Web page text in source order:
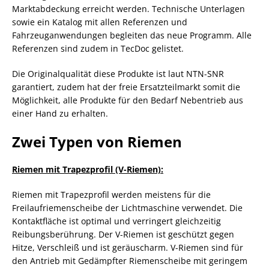
Marktabdeckung erreicht werden. Technische Unterlagen
sowie ein Katalog mit allen Referenzen und
Fahrzeuganwendungen begleiten das neue Programm. Alle
Referenzen sind zudem in TecDoc gelistet.
Die Originalqualität diese Produkte ist laut NTN-SNR
garantiert, zudem hat der freie Ersatzteilmarkt somit die
Möglichkeit, alle Produkte für den Bedarf Nebentrieb aus
einer Hand zu erhalten.
Zwei Typen von Riemen
Riemen mit Trapezprofil (V-Riemen):
Riemen mit Trapezprofil werden meistens für die
Freilaufriemenscheibe der Lichtmaschine verwendet. Die
Kontaktfläche ist optimal und verringert gleichzeitig
Reibungsberührung. Der V-Riemen ist geschützt gegen
Hitze, Verschleiß und ist geräuscharm. V-Riemen sind für
den Antrieb mit Gedämpfter Riemenscheibe mit geringem